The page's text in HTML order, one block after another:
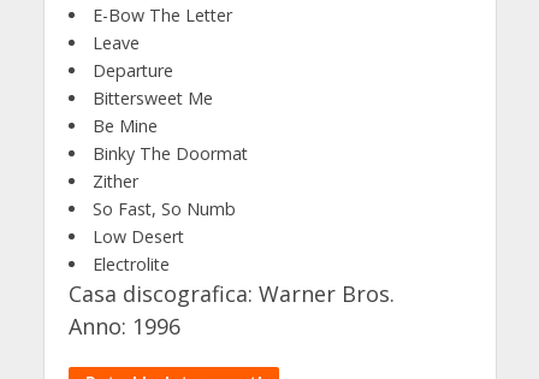
E-Bow The Letter
Leave
Departure
Bittersweet Me
Be Mine
Binky The Doormat
Zither
So Fast, So Numb
Low Desert
Electrolite
Casa discografica: Warner Bros.
Anno: 1996